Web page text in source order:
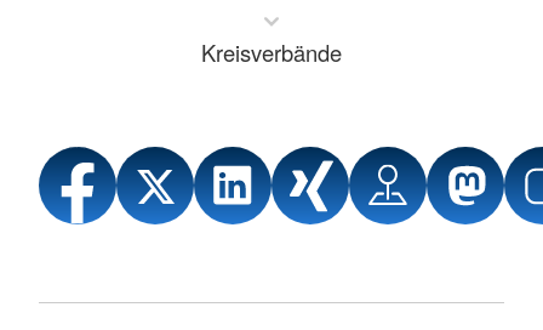
Kreisverbände